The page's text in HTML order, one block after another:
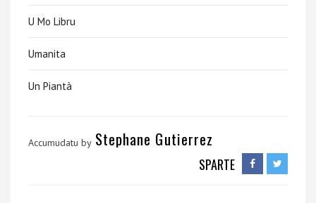
U Mo Libru
Umanita
Un Piantà
Accumudatu by Stephane Gutierrez
SPARTE